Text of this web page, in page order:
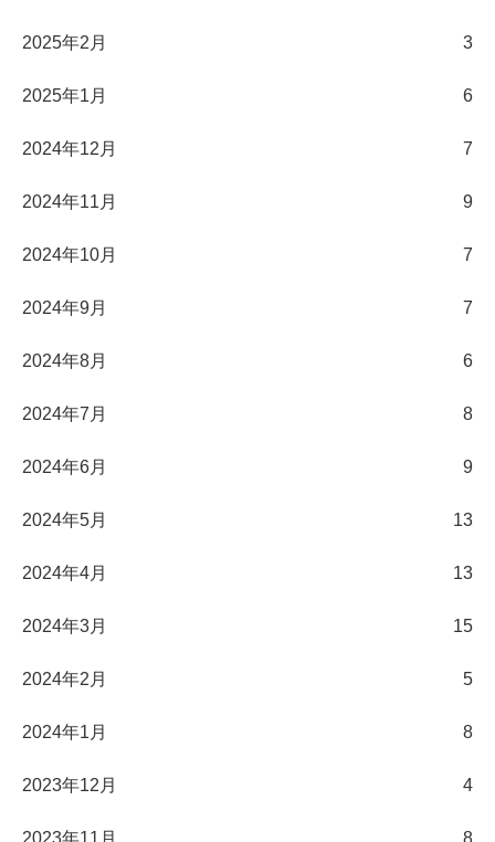
2025年2月 3
2025年1月 6
2024年12月 7
2024年11月 9
2024年10月 7
2024年9月 7
2024年8月 6
2024年7月 8
2024年6月 9
2024年5月 13
2024年4月 13
2024年3月 15
2024年2月 5
2024年1月 8
2023年12月 4
2023年11月 8